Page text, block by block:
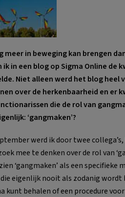
meer in beweging kan brengen
in een blog op Sigma Online de
Niet alleen werd het blog heel
over de herkenbaarheid en er
die de rol van
‘gangmaken’?
werd ik door twee
mee te denken over de rol van
‘gangmaken’ als een
eigenlijk nooit als zodanig wordt
kunt behalen of een procedure